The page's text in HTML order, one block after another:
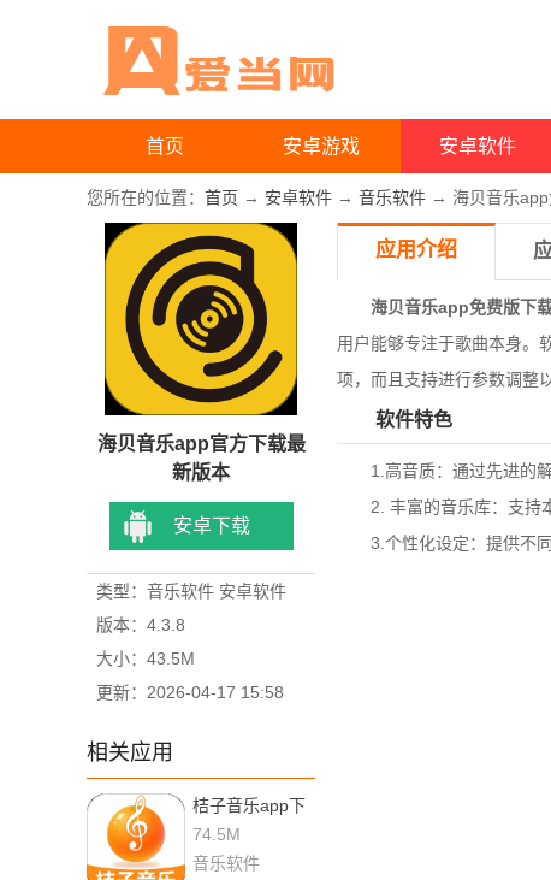
首页 安卓游戏 安卓软件
您所在的位置： 首页 → 安卓软件 → 音乐软件 → 海贝音乐
海贝音乐app官方下载最
新版本
安卓下载
类型：音乐软件 安卓软件
版本：4.3.8
大小：43.5M
更新：2026-04-17 15:58
相关应用
桔子音乐app下
载安装免费
74.5M
音乐软件
应用介绍
海贝音乐app免费版下
用户能够专注于歌曲本身。
项，而且支持进行参数调整
软件特色
1.高音质：通过先进的解
2. 丰富的音乐库：支持本
3.个性化设定：提供不同